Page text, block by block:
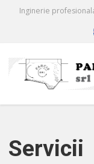
Inginerie
Servicii